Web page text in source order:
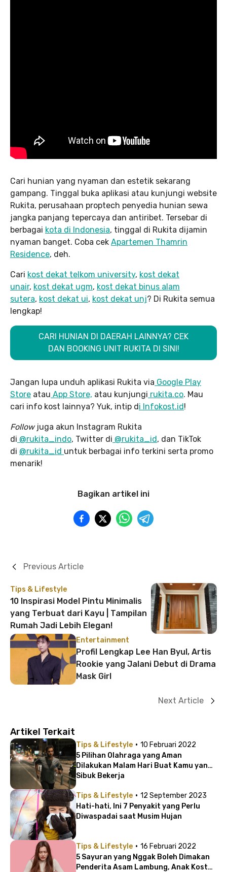
Cari hunian yang nyaman dan estetik sekarang
gampang. Tinggal buka aplikasi atau kunjungi website
Rukita, perusahaan proptech penyedia hunian sewa
jangka panjang tepercaya dan antiribet. Tersebar di
berbagai kota di Indonesia, tinggal di Rukita dijamin
nyaman banget. Coba cek Apartemen Thamrin
Residence, deh.
Cari kost dekat telkom university, kost dekat
unair, kost dekat ugm, kost dekat binus alam
sutera, kost dekat ui, kost dekat unj? Di Rukita semua
lengkap!
CARI HUNIAN DI DAERAH LAINNYA? CEK
DAN BOOKING UNIT RUKITA DI SINI!
Jangan lupa unduh aplikasi Rukita via Google Play
Store atau App Store, atau kunjungi rukita.co. Mau
cari info kost lainnya? Yuk, intip di Infokost.id!
Follow juga akun Instagram Rukita
di @rukita_indo, Twitter di @rukita_id, dan TikTok
di @rukita_id untuk berbagai info terkini serta promo
menarik!
Bagikan artikel ini
Tips & Lifestyle
10 Inspirasi Model Pintu Minimalis
yang Terbuat dari Kayu | Tampilan
Rumah Jadi Lebih Elegan!
Previous Article
Entertainment
Profil Lengkap Lee Han Byul, Artis
Rookie yang Jalani Debut di Drama
Mask Girl
Next Article
Artikel Terkait
Tips & Lifestyle · 10 Februari 2022
5 Pilihan Olahraga yang Aman
Dilakukan Malam Hari Buat Kamu yang
Sibuk Bekerja
Tips & Lifestyle · 12 September 2023
Hati-hati, Ini 7 Penyakit yang Perlu
Diwaspadai saat Musim Hujan
Tips & Lifestyle · 16 Februari 2022
5 Sayuran yang Nggak Boleh Dimakan
Penderita Asam Lambung, Anak Kost